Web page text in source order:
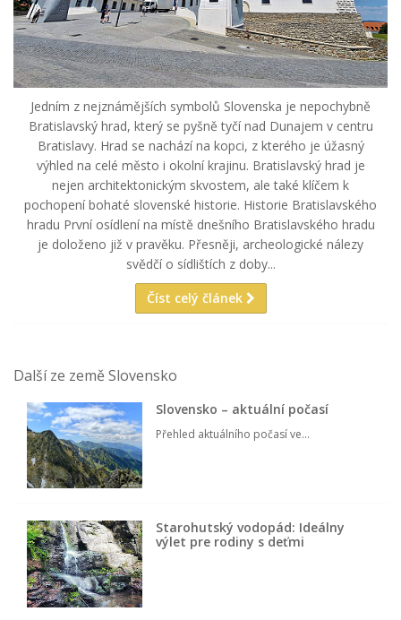
Jedním z nejznámějších symbolů Slovenska je nepochybně
Bratislavský hrad, který se pyšně tyčí nad Dunajem v centru
Bratislavy. Hrad se nachází na kopci, z kterého je úžasný
výhled na celé město i okolní krajinu. Bratislavský hrad je
nejen architektonickým skvostem, ale také klíčem k
pochopení bohaté slovenské historie. Historie Bratislavského
hradu První osídlení na místě dnešního Bratislavského hradu
je doloženo již v pravěku. Přesněji, archeologické nálezy
svědčí o sídlištích z doby...
Číst celý článek
Další ze země Slovensko
Slovensko – aktuální počasí
Přehled aktuálního počasí ve...
Starohutský vodopád: Ideálny
výlet pre rodiny s deťmi